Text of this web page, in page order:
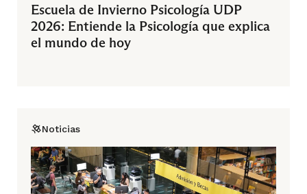
Escuela de Invierno Psicología UDP
2026: Entiende la Psicología que explica
el mundo de hoy
Noticias